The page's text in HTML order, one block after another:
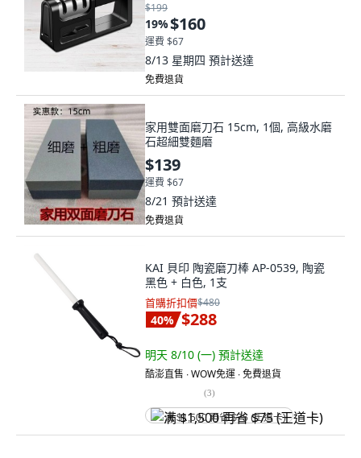
$199
19%$160
運費 $67
8/13 星期四 預計送達
免費退貨
家用雙面磨刀石 15cm, 1個, 高級水磨
石超細雙麵磨
$139
運費 $67
8/21 預計送達
免費退貨
KAI 貝印 陶瓷磨刀棒 AP-0539, 陶瓷
黑色 + 白色, 1支
首購折扣價$480
40% $288
明天 8/10 (一) 預計送達
酷澎直售 ∙ WOW免運 ∙ 免費退貨
(3)
满 $1,500 再省 $75 (王道卡)